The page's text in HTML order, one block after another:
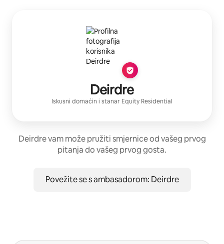
Deirdre
Iskusni domaćin i stanar Equity Residential
Deirdre vam može pružiti smjernice od vašeg prvog
pitanja do vašeg prvog gosta.
Povežite se s ambasadorom: Deirdre